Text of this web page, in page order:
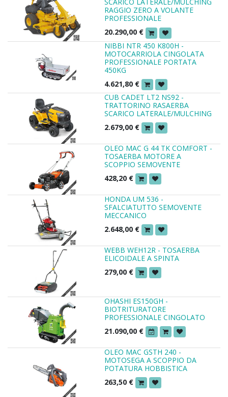
SCARICO LATERALE/MULCHING
RAGGIO ZERO A VOLANTE
PROFESSIONALE
20.290,00 €
NIBBI NTR 450 K800H -
MOTOCARRIOLA CINGOLATA
PROFESSIONALE PORTATA
450KG
4.621,80 €
CUB CADET LT2 NS92 -
TRATTORINO RASAERBA
SCARICO LATERALE/MULCHING
2.679,00 €
OLEO MAC G 44 TK COMFORT -
TOSAERBA MOTORE A
SCOPPIO SEMOVENTE
428,20 €
HONDA UM 536 -
SFALCIATUTTO SEMOVENTE
MECCANICO
2.648,00 €
WEBB WEH12R - TOSAERBA
ELICOIDALE A SPINTA
279,00 €
OHASHI ES150GH -
BIOTRITURATORE
PROFESSIONALE CINGOLATO
21.090,00 €
OLEO MAC GSTH 240 -
MOTOSEGA A SCOPPIO DA
POTATURA HOBBISTICA
263,50 €